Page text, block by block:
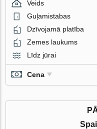
Veids
Guļamistabas
Dzīvojamā platība
Zemes laukums
Līdz jūrai
Cena